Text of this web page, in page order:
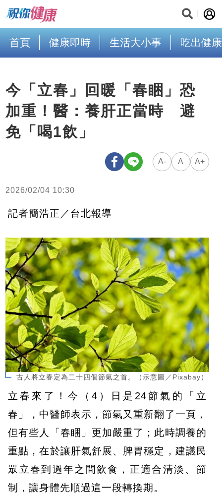
首頁 健康即時 生活大小事 吃出健康
今「立春」回暖「春睏」恐
加重！醫：養肝正當時 避
免「喝1飲」
A- A A+
2026/02/04 10:30
記者簡浩正／台北報導
古人將立春定為二十四個節氣之首。（示意圖／Pixabay）
立春來了！今（4）日是24節氣的「立
春」，中醫師表示，節氣又重新翻了一頁，
但有些人「春睏」更加嚴重了；此時調養的
重點，在於讓肝氣舒展、脾胃穩定，建議民
眾立春到過年之間飲食，正適合清淡、節
制，讓身體先順過這一段轉換期。